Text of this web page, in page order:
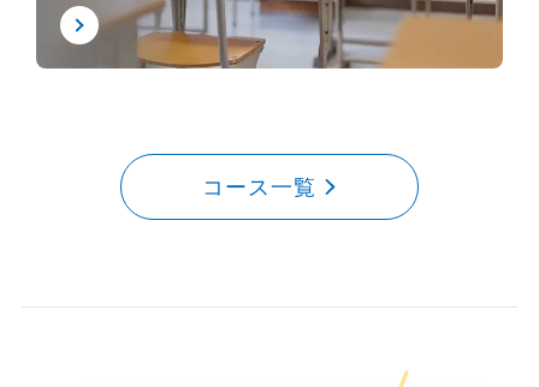
コース一覧